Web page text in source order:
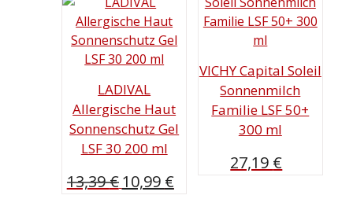
LADIVAL
Allergische Haut
Sonnenschutz Gel
LSF 30 200 ml
13,39€ Ursprünglicher
10,99 €Aktueller
VICHY Capital Soleil
Sonnenmilch
Familie LSF 50+
300 ml
27,19 €